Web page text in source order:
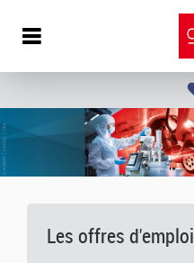
Les offres d'emploi